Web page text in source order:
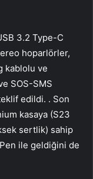
3.2 Type-C
hoparlörler,
kablolu ve
SOS-SMS
edildi. . Son
kasaya (S23
sertlik) sahip
ile geldiğini de